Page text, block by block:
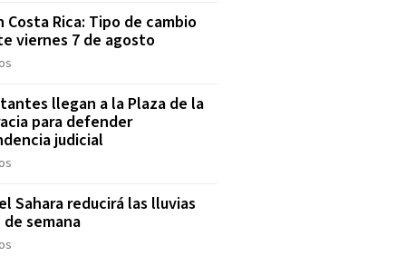
Costa Rica: Tipo de cambio
viernes 7 de agosto
llegan a la Plaza de la
para defender
judicial
Sahara reducirá las lluvias
semana